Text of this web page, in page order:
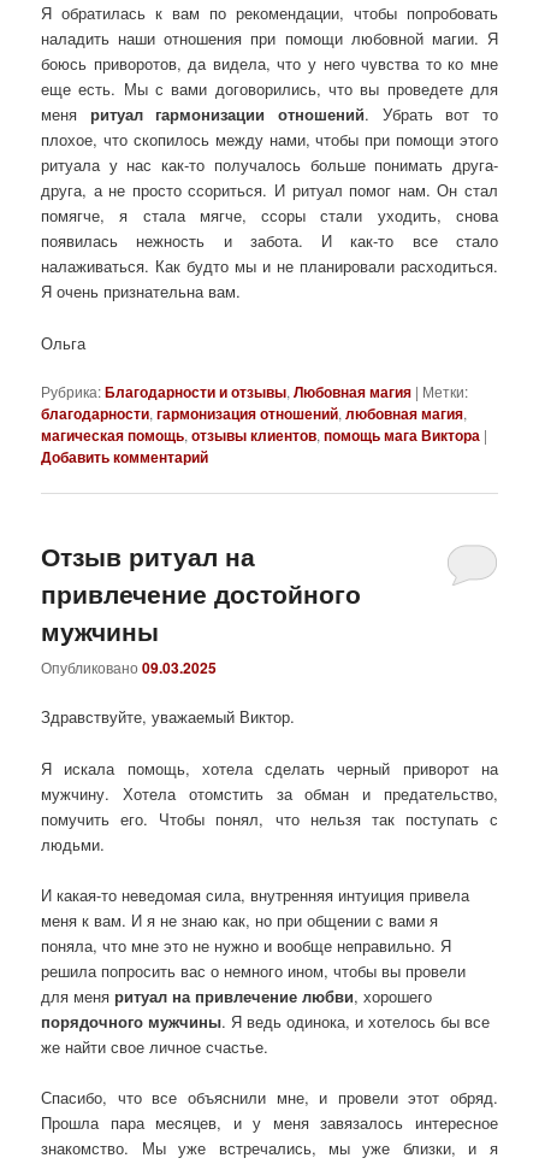
Я обратилась к вам по рекомендации, чтобы попробовать
наладить наши отношения при помощи любовной магии. Я
боюсь приворотов, да видела, что у него чувства то ко мне
еще есть. Мы с вами договорились, что вы проведете для
меня ритуал гармонизации отношений. Убрать вот то
плохое, что скопилось между нами, чтобы при помощи этого
ритуала у нас как-то получалось больше понимать друга-
друга, а не просто ссориться. И ритуал помог нам. Он стал
помягче, я стала мягче, ссоры стали уходить, снова
появилась нежность и забота. И как-то все стало
налаживаться. Как будто мы и не планировали расходиться.
Я очень признательна вам.
Ольга
Рубрика:Благодарности и отзывы,Любовная магия | Метки:
благодарности,гармонизация отношений,любовная магия,
магическая помощь,отзывы клиентов,помощь мага Виктора |
Добавить комментарий
Отзыв ритуал на
привлечение достойного
мужчины
Опубликовано09.03.2025
Здравствуйте, уважаемый Виктор.
Я искала помощь, хотела сделать черный приворот на
мужчину. Хотела отомстить за обман и предательство,
помучить его. Чтобы понял, что нельзя так поступать с
людьми.
И какая-то неведомая сила, внутренняя интуиция привела
меня к вам. И я не знаю как, но при общении с вами я
поняла, что мне это не нужно и вообще неправильно. Я
решила попросить вас о немного ином, чтобы вы провели
для меняритуал на привлечение любви, хорошего
порядочного мужчины. Я ведь одинока, и хотелось бы все
же найти свое личное счастье.
Спасибо, что все объяснили мне, и провели этот обряд.
Прошла пара месяцев, и у меня завязалось интересное
знакомство. Мы уже встречались, мы уже близки, и я